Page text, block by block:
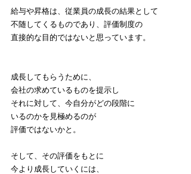
給与や昇格は、従業員の成長の結果として
不随してくるものであり、評価制度の
直接的な目的ではないと思っています。
成長してもらうために、
会社の求めているものを提示し
それに対して、今自分がどの段階に
いるのかを見極めるのが
評価ではないかと。
そして、その評価をもとに
今より成長していくには、